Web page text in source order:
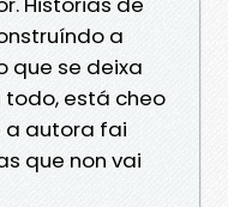
a
que se deixa
todo, está cheo
a autora fai
que non vai